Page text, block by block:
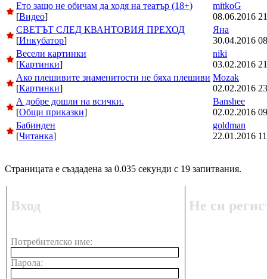
Ето защо не обичам да ходя на театър (18+)
[Видео]
mitkoG
08.06.2016
СВЕТЪТ СЛЕД КВАНТОВИЯ ПРЕХОД
[Инкубатор]
Яна
30.04.2016
Весели картинки
[Картинки]
niki
03.02.2016
Ако плешивите знаменитости не бяха плешиви
[Картинки]
Mozak
02.02.2016
А добре дошли на всички.
[Общи приказки]
Banshee
02.02.2016
Бабинден
[Читанка]
goldman
22.01.2016
Страницата е създадена за 0.035 секунди с 19 запитвания.
Вход
Потребителско име:
Парола:
Не си